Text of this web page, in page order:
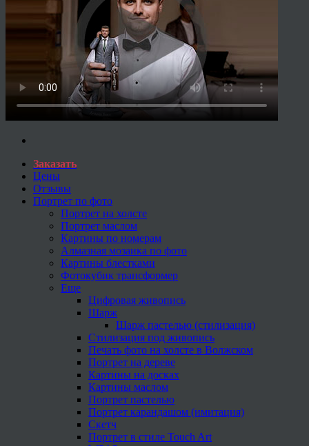
Заказать
Цены
Отзывы
Портрет по фото
Портрет на холсте
Портрет маслом
Картины по номерам
Алмазная мозаика по фото
Картины блестками
Фотокубик трансформер
Еще
Цифровая живопись
Шарж
Шарж пастелью (стилизация)
Стилизация под живопись
Печать фото на холсте в Волжском
Портрет на дереве
Картины на досках
Картины маслом
Портрет пастелью
Портрет карандашом (имитация)
Скетч
Портрет в стиле Touch Art